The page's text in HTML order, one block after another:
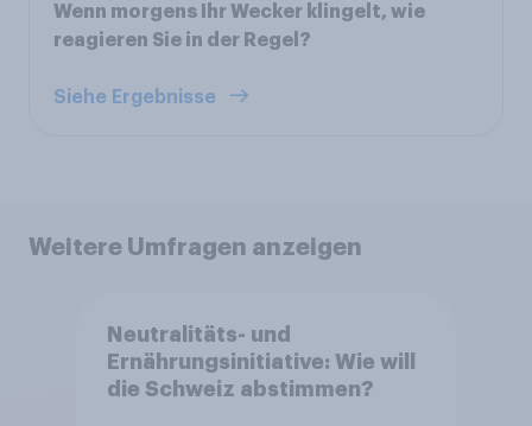
Wenn morgens Ihr Wecker klingelt, wie
reagieren Sie in der Regel?
Siehe Ergebnisse
Weitere Umfragen anzeigen
Neutralitäts- und
Ernährungsinitiative: Wie will
die Schweiz abstimmen?